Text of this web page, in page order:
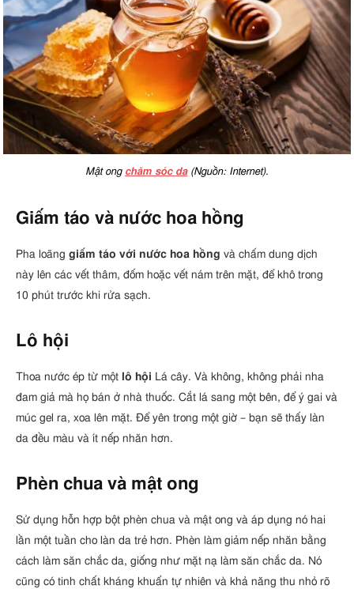
Mật ong chăm sóc da(Nguồn: Internet).
Giấm táo và nước hoa hồng
Pha loãng giấm táo với nước hoa hồng và chấm dung dịch
này lên các vết thâm, đốm hoặc vết nám trên mặt, để khô trong
10 phút trước khi rửa sạch.
Lô hội
Thoa nước ép từ một lô hội Lá cây. Và không, không phải nha
đam giả mà họ bán ở nhà thuốc. Cắt lá sang một bên, để ý gai và
múc gel ra, xoa lên mặt. Để yên trong một giờ – bạn sẽ thấy làn
da đều màu và ít nếp nhăn hơn.
Phèn chua và mật ong
Sử dụng hỗn hợp bột phèn chua và mật ong và áp dụng nó hai
lần một tuần cho làn da trẻ hơn. Phèn làm giảm nếp nhăn bằng
cách làm săn chắc da, giống như mặt nạ làm săn chắc da. Nó
cũng có tinh chất kháng khuẩn tự nhiên và khả năng thu nhỏ rõ